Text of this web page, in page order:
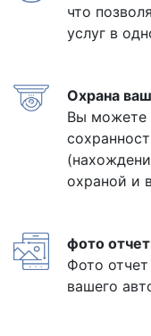
что
услуг в
Охрана
Вы можете
охраной и
фото
Фото
вашего